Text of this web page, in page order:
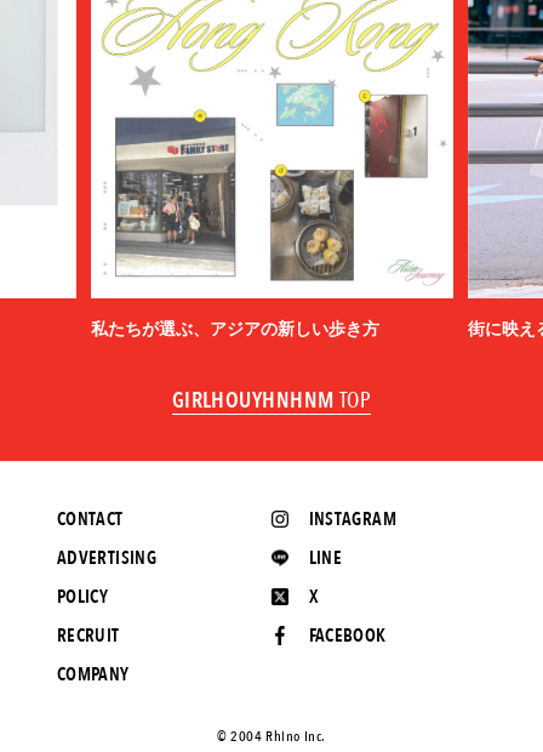
私たちが選ぶ、アジアの新しい歩き方 街に映え
GIRLHOUYHNHNM TOP
INSTAGRAM
LINE
X
FACEBOOK
CONTACT
ADVERTISING
POLICY
RECRUIT
COMPANY
©️ 2004 Rhino Inc.